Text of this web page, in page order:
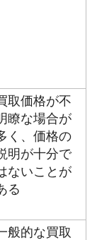
取価格が不
瞭な場合が
く、価格の
明が十分で
ないことが
る
般的な買取